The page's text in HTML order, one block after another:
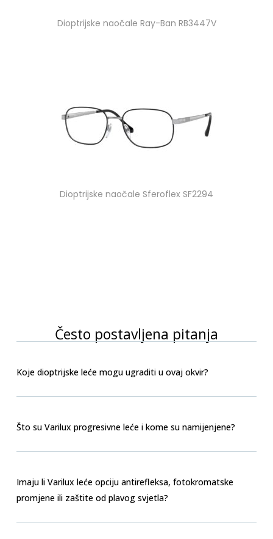
Dioptrijske naočale Ray-Ban RB3447V
Dioptrijske naočale Sferoflex SF2294
Često postavljena pitanja
Koje dioptrijske leće mogu ugraditi u ovaj okvir?
Što su Varilux progresivne leće i kome su namijenjene?
Imaju li Varilux leće opciju antirefleksa, fotokromatske
promjene ili zaštite od plavog svjetla?